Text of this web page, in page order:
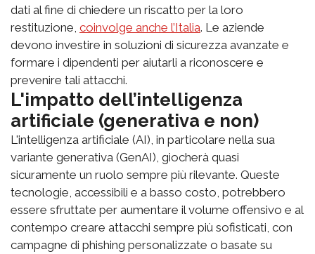
dati al fine di chiedere un riscatto per la loro
restituzione, coinvolge anche l’Italia. Le aziende
devono investire in soluzioni di sicurezza avanzate e
formare i dipendenti per aiutarli a riconoscere e
prevenire tali attacchi.
L'impatto dell’intelligenza
artificiale (generativa e non)
L'intelligenza artificiale (AI), in particolare nella sua
variante generativa (GenAI), giocherà quasi
sicuramente un ruolo sempre più rilevante. Queste
tecnologie, accessibili e a basso costo, potrebbero
essere sfruttate per aumentare il volume offensivo e al
contempo creare attacchi sempre più sofisticati, con
campagne di phishing personalizzate o basate su